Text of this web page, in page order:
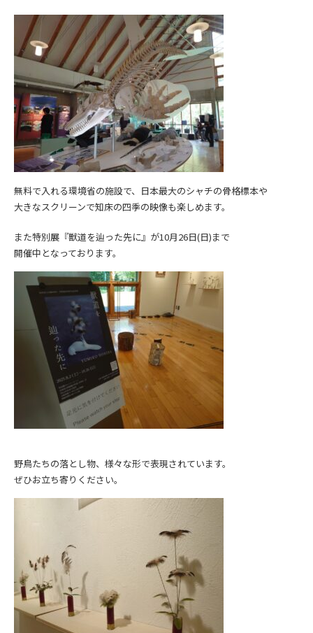
無料で入れる環境省の施設で、日本最大のシャチの骨格標本や
大きなスクリーンで知床の四季の映像も楽しめます。
また特別展『獣道を辿った先に』が10月26日(日)まで
開催中となっております。
野鳥たちの落とし物、様々な形で表現されています。
ぜひお立ち寄りください。